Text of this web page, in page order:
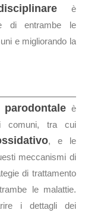
è
di entrambe le
e migliorando la
parodontale è
comuni, tra cui
, e le
meccanismi di
di trattamento
le malattie.
i dettagli dei